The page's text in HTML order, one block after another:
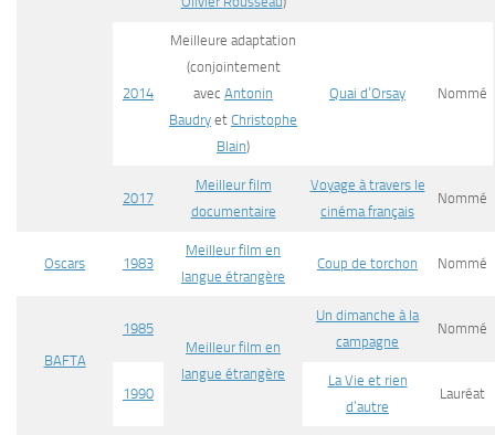
2014
Meilleure adaptation
(conjointement
avec Antonin
Baudry et Christophe
Blain)
Quai d’Orsay Nommé
2017
Meilleur film
documentaire
Voyage à travers le
cinéma français
Nommé
Oscars 1983
Meilleur film en
langue étrangère
Coup de torchon Nommé
BAFTA
1985
Meilleur film en
langue étrangère
Un dimanche à la
campagne
Nommé
1990
La Vie et rien
d’autre
Lauréat